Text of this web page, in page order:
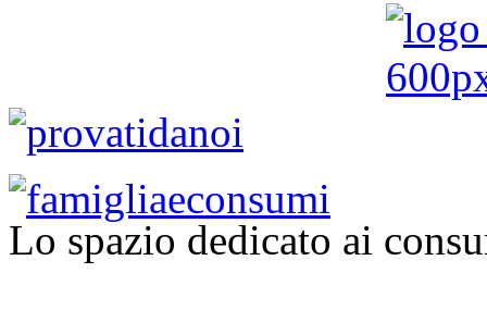
Lo spazio dedicato ai